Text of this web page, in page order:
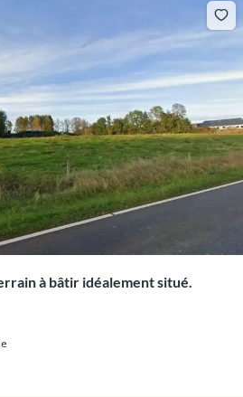
à bâtir idéalement situé.